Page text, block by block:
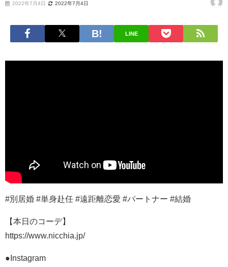
2022年7月4日 2022年7月4日
LINE
#別居婚 #単身赴任 #遠距離恋愛 #パートナー #結婚
【本日のコーデ】
https://www.nicchia.jp/
●Instagram